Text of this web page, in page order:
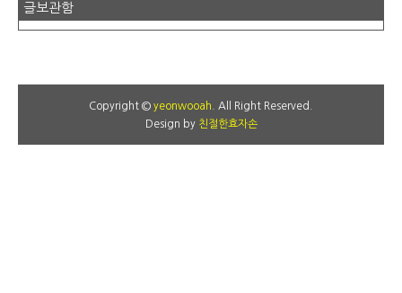
글보관함
Copyright © yeonwooah . All Right Reserved.
Design by 친절한효자손